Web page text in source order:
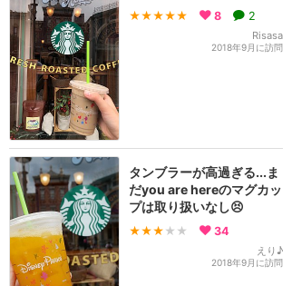
★★★★★ 8 2
Risasa
2018年9月に訪問
タンブラーが高過ぎる...ま
だyou are hereのマグカッ
プは取り扱いなし😣
★★★ ★★ 34
えり♪
2018年9月に訪問